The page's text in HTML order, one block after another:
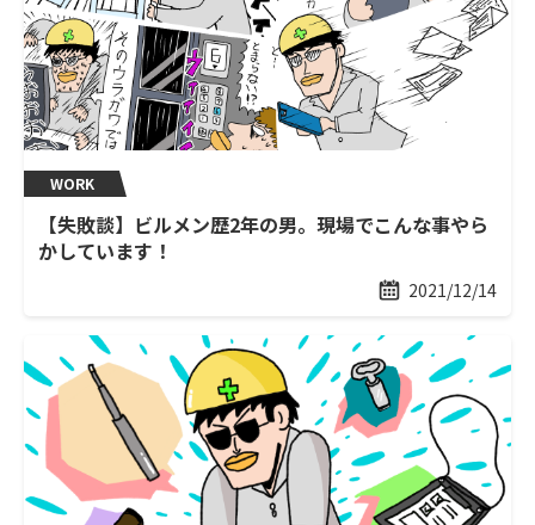
WORK
【失敗談】ビルメン歴2年の男。現場でこんな事やら
かしています！
2021/12/14